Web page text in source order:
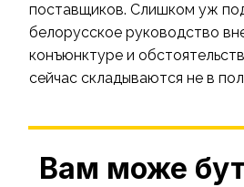
поставщиков. Слишком уж
белорусское руководство
конъюнктуре и
сейчас складываются не в
Вам може